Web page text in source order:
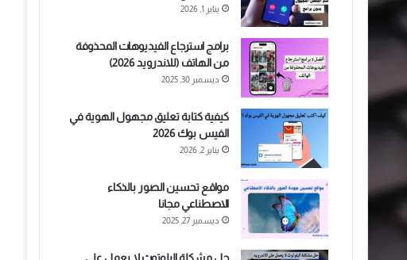
يناير 1, 2026
برامج استرجاع الفيديوهات المحذوفة
من الهاتف (للاندرويد 2026)
ديسمبر 30, 2025
كيفية كتابة تعليق مجهول الهوية في
الفيس بوك 2026
يناير 2, 2026
مواقع تحسين الصور بالذكاء
الاصطناعي مجانا
ديسمبر 27, 2025